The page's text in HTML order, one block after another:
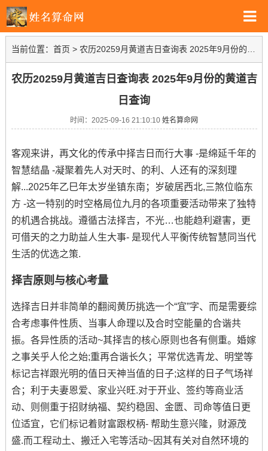
当前位置： 首页 > 农历20259月黄道吉日查询表 2025年9月份的黄道吉日查询
农历20259月黄道吉日查询表 2025年9月份的黄道吉
日查询
时间：2025-09-16 21:10:10 姓名算命网
客观来讲，再文化的传承中择吉日而行大事 -是绵延千年的
智慧结晶 -凝聚着先人对天时、的利、人还有的深刻理
解...2025年乙巳年太岁坐镇东南；岁破居西北,三煞位临东
方 -这一特别的时空格局位九月的各项重要活动带来了独特
的机遇合挑战。遵循古法择吉，不光…也能趋利避害，更
可借天的之力助益人生大事- 是现代人平衡传统智慧同当代
生活的优选之策.
择吉原则与核心考量
选择吉日并非简单的翻阅黄历挑选一个“宜”字、而是需要综
合考虑事件性质、当事人命理以及合时空能量的合谐共
振。各异性质的活动~其择吉的核心原则也各有侧重。婚嫁
之事关乎人伦之始;重再合谐长久；平常优选青龙、明堂等
标记吉祥跟光明的值日天神当值的日子;这样的日子气场祥
合；利于夫妻恩爱、家业兴旺.对于开业、签约等商业活
动、则侧重于招财纳福、契约稳固、金匮、司命等值日更
位适宜，它们标记着财富跟权柄- 帮助生意兴隆，财源茂
盛.而工程动土、搬迁入宅等活动~因其有关对自然环境的